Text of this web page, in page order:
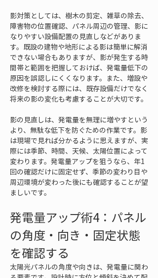
影対策としては、樹木の剪定、雑草の除去、
障害物の位置確認、パネル周辺の管理、影に
なりやすい設備配置の見直しなどがありま
す。既設の建物や地形による影は簡単に解消
できない場合もありますが、影が発生する時
間帯と範囲を把握しておけば、発電量低下の
原因を誤認しにくくなります。また、増設や
改修を検討する際には、既存設備だけでなく
将来の影の変化も考慮することが大切です。
影の見直しは、発電量を無理に増やすという
より、無駄な低下を防ぐための作業です。影
は現場で見れば分かるように思えますが、実
際には季節、時間、天候、太陽位置によって
変わります。発電量アップを狙うなら、年1
回の確認だけに固定せず、季節の変わり目や
周辺環境が変わった後にも確認することが望
ましいです。
発電量アップ術4：パネル
の角度・向き・固定状態
を確認する
太陽光パネルの角度や向きは、発電量に関わ